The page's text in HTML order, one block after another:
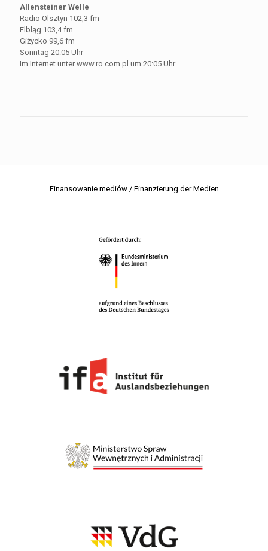
Allensteiner Welle
Radio Olsztyn 102,3 fm
Elbląg 103,4 fm
Giżycko 99,6 fm
Sonntag 20:05 Uhr
Im Internet unter www.ro.com.pl um 20:05 Uhr
Finansowanie mediów / Finanzierung der Medien